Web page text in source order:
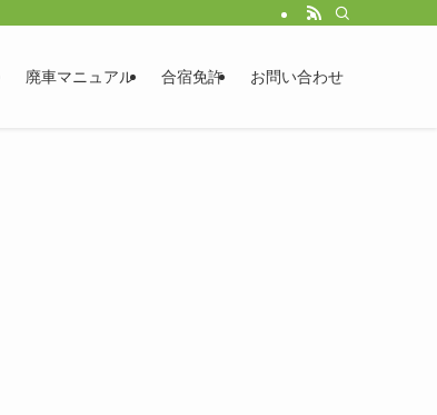
廃車マニュアル 合宿免許 お問い合わせ